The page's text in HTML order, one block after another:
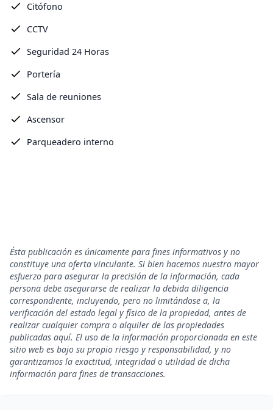
Citófono
CCTV
Seguridad 24 Horas
Portería
Sala de reuniones
Ascensor
Parqueadero interno
Ésta publicación es únicamente para fines informativos y no
constituye una oferta vinculante. Si bien hacemos nuestro mayor
esfuerzo para asegurar la precisión de la información, cada
persona debe asegurarse de realizar la debida diligencia
correspondiente, incluyendo, pero no limitándose a, la
verificación del estado legal y físico de la propiedad, antes de
realizar cualquier compra o alquiler de las propiedades
publicadas aquí. El uso de la información proporcionada en este
sitio web es bajo su propio riesgo y responsabilidad, y no
garantizamos la exactitud, integridad o utilidad de dicha
información para fines de transacciones.